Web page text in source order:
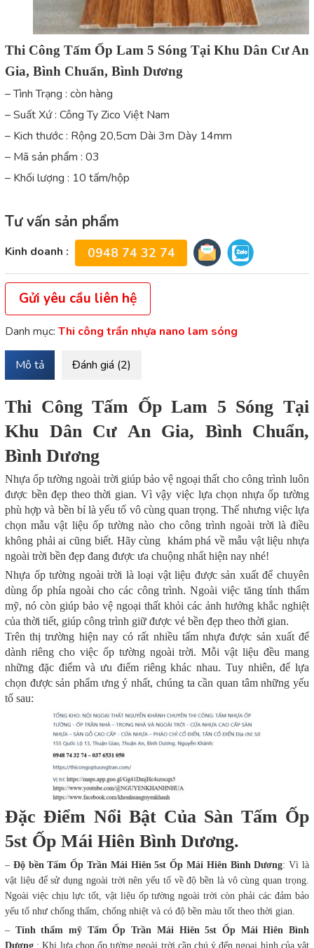
Thi Công Tấm Ốp Lam 5 Sóng Tại Khu Dân Cư An
Gia, Bình Chuẩn, Bình Dương
– Tình Trạng : còn hàng
– Suất Xứ : Công Ty Zico Việt Nam
– Kich thước : Rộng 20,5cm Dài 3m Dày 14mm
– Mã sản phẩm : 03
– Khối lượng : 10 tấm/hộp
Tư vấn sản phẩm
Kinh doanh : 0948 74 32 74
Gửi yêu cầu liên hệ
Danh mục: Thi công trần nhựa nano lam sóng
Mô tả Đánh giá (2)
Thi Công Tấm Ốp Lam 5 Sóng Tại
Khu Dân Cư An Gia, Bình Chuẩn,
Bình Dương
Nhựa ốp tường ngoài trời giúp bảo vệ ngoại thất cho công trình luôn
được bền đẹp theo thời gian. Vì vậy việc lựa chọn nhựa ốp tường
phù hợp và bền bỉ là yếu tố vô cùng quan trọng. Thế nhưng việc lựa
chọn mẫu vật liệu ốp tường nào cho công trình ngoài trời là điều
không phải ai cũng biết. Hãy cùng khám phá về mẫu vật liệu nhựa
ngoài trời bền đẹp đang được ưa chuộng nhất hiện nay nhé!
Nhựa ốp tường ngoài trời là loại vật liệu được sản xuất để chuyên
dùng ốp phía ngoài cho các công trình. Ngoài việc tăng tính thẩm
mỹ, nó còn giúp bảo vệ ngoại thất khỏi các ảnh hưởng khắc nghiệt
của thời tiết, giúp công trình giữ được vẻ bền đẹp theo thời gian.
Trên thị trường hiện nay có rất nhiều tấm nhựa được sản xuất để
dành riêng cho việc ốp tường ngoài trời. Mỗi vật liệu đều mang
những đặc điểm và ưu điểm riêng khác nhau. Tuy nhiên, để lựa
chọn được sản phẩm ưng ý nhất, chúng ta cần quan tâm những yếu
tố sau:
Đặc Điểm Nổi Bật Của Sàn Tấm Ốp
5st Ốp Mái Hiên Bình Dương.
– Độ bền Tấm Ốp Trần Mái Hiên 5st Ốp Mái Hiên Bình Dương: Vì là
vật liệu để sử dụng ngoài trời nên yếu tố về độ bền là vô cùng quan trọng.
Ngoài việc chịu lực tốt, vật liệu ốp tường ngoài trời còn phải các đảm bảo
yếu tố như chống thấm, chống nhiệt và có độ bền màu tốt theo thời gian.
– Tính thẩm mỹ Tấm Ốp Trần Mái Hiên 5st Ốp Mái Hiên Bình
Dương : Khi lựa chọn ốp tường ngoài trời cần chú ý đến ngoại hình của vật